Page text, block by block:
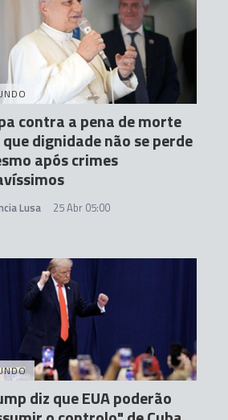
contra a pena de morte
dignidade não se perde
após crimes
Lusa 25 Abr 05:00
diz que EUA poderão